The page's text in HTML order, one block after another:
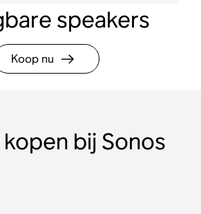
speakers
Koop nu
bij Sonos